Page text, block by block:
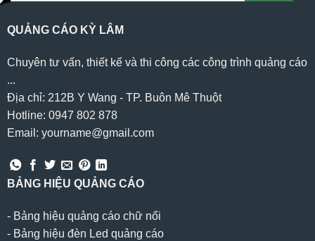
QUẢNG CÁO KỲ LÂM
Chuyên tư vấn, thiết kế và thi công các công trình quảng cáo
...
Địa chỉ: 212B Y Wang - TP. Buôn Mê Thuột
Hotline: 0947 802 878
Email: yourname@gmail.com
BẢNG HIỆU QUẢNG CÁO
- Bảng hiệu quảng cáo chữ nổi
- Bảng hiệu đèn Led quảng cáo